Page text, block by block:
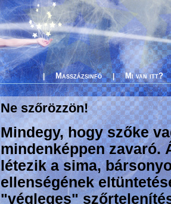
| Masszázsinfó | Mi van itt?
Ne szőrözzön!
Mindegy, hogy szőke
mindenképpen zavaró.
létezik a sima,
ellenségének
"végleges"